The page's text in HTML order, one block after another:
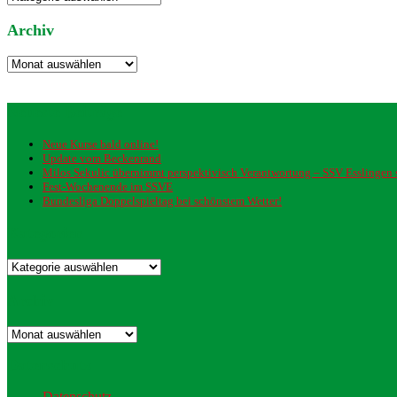
nach
Thema
Archiv
Archiv
Neue Kurse bald online!
Update vom Beckenrand
Milos Sekulic übernimmt perspektivisch Verantwortung – SSV
Fest-Wochenende im SSVE
Bundesliga Doppelspieltag bei schönstem Wetter!
Kategorien
Archiv